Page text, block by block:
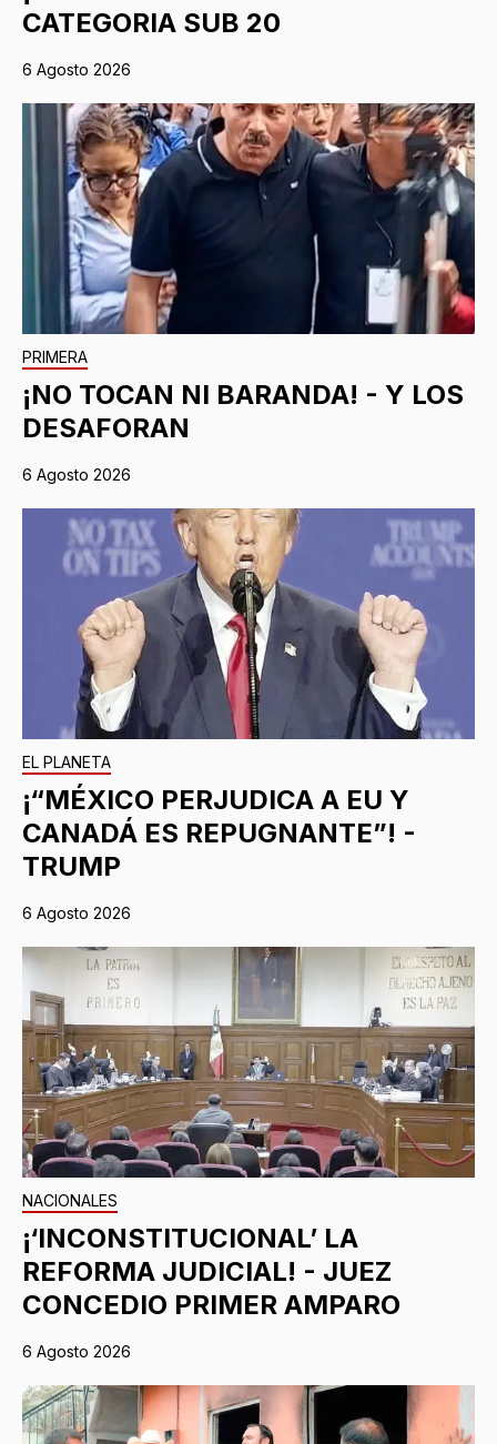
CATEGORIA SUB 20
6 Agosto 2026
PRIMERA
¡NO TOCAN NI BARANDA! - Y LOS
DESAFORAN
6 Agosto 2026
EL PLANETA
¡“MÉXICO PERJUDICA A EU Y
CANADÁ ES REPUGNANTE”! -
TRUMP
6 Agosto 2026
NACIONALES
¡‘INCONSTITUCIONAL’ LA
REFORMA JUDICIAL! - JUEZ
CONCEDIO PRIMER AMPARO
6 Agosto 2026